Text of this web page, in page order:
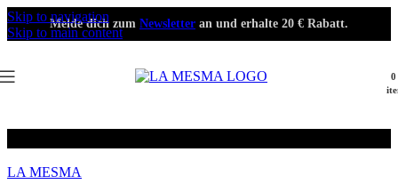
Skip to navigation
Skip to main content
Melde dich zum Newsletter an und erhalte 20 € Rabatt.
0
LA MESMA